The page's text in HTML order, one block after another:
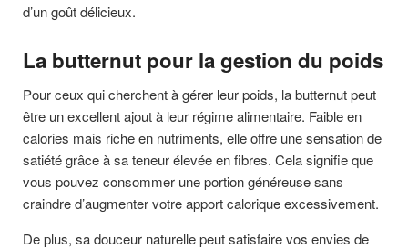
d’un goût délicieux.
La butternut pour la gestion du poids
Pour ceux qui cherchent à gérer leur poids, la butternut peut
être un excellent ajout à leur régime alimentaire. Faible en
calories mais riche en nutriments, elle offre une sensation de
satiété grâce à sa teneur élevée en fibres. Cela signifie que
vous pouvez consommer une portion généreuse sans
craindre d’augmenter votre apport calorique excessivement.
De plus, sa douceur naturelle peut satisfaire vos envies de